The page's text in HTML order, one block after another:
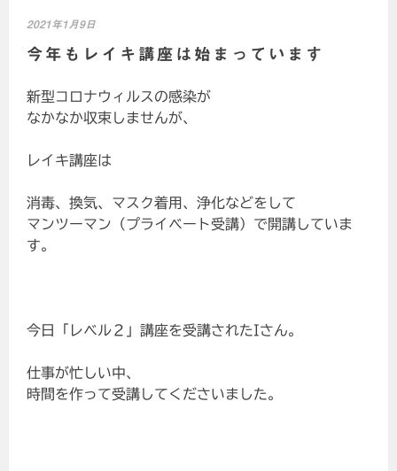
2021年1月9日
今年もレイキ講座は始まっています
新型コロナウィルスの感染が
なかなか収束しませんが、
レイキ講座は
消毒、換気、マスク着用、浄化などをして
マンツーマン（プライベート受講）で開講していま
す。
今日「レベル２」講座を受講されたIさん。
仕事が忙しい中、
時間を作って受講してくださいました。